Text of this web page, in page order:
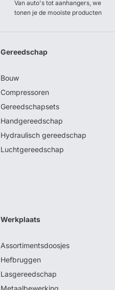
Van auto's tot aanhangers, we
tonen je de mooiste producten
Gereedschap
Bouw
Compressoren
Gereedschapsets
Handgereedschap
Hydraulisch gereedschap
Luchtgereedschap
Werkplaats
Assortimentsdoosjes
Hefbruggen
Lasgereedschap
Metaalbewerking